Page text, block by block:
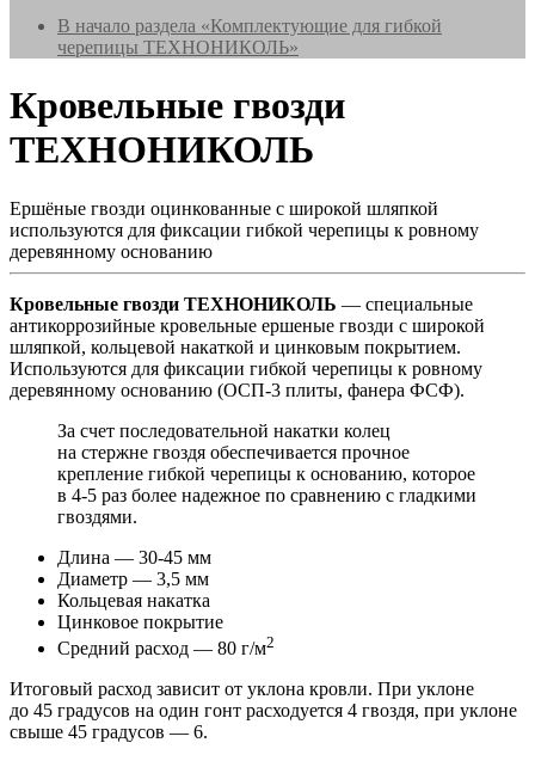
В начало раздела «Комплектующие для гибкой
черепицы ТЕХНОНИКОЛЬ»
Кровельные гвозди
ТЕХНОНИКОЛЬ
Ершёные гвозди оцинкованные с широкой шляпкой
используются для фиксации гибкой черепицы к ровному
деревянному основанию
Кровельные гвозди ТЕХНОНИКОЛЬ — специальные
антикоррозийные кровельные ершеные гвозди с широкой
шляпкой, кольцевой накаткой и цинковым покрытием.
Используются для фиксации гибкой черепицы к ровному
деревянному основанию (ОСП-3 плиты, фанера ФСФ).
За счет последовательной накатки колец
на стержне гвоздя обеспечивается прочное
крепление гибкой черепицы к основанию, которое
в 4-5 раз более надежное по сравнению с гладкими
гвоздями.
Длина — 30-45 мм
Диаметр — 3,5 мм
Кольцевая накатка
Цинковое покрытие
Средний расход — 80 г/м2
Итоговый расход зависит от уклона кровли. При уклоне
до 45 градусов на один гонт расходуется 4 гвоздя, при уклоне
свыше 45 градусов — 6.